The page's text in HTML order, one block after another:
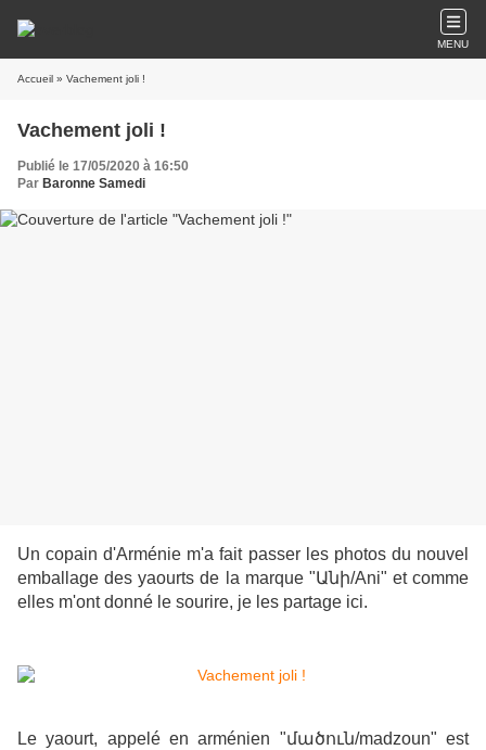
MENU
Accueil » Vachement joli !
Vachement joli !
Publié le 17/05/2020 à 16:50
Par Baronne Samedi
Un copain d'Arménie m'a fait passer les photos du nouvel
emballage des yaourts de la marque "Անի/Ani" et comme
elles m'ont donné le sourire, je les partage ici.
Le yaourt, appelé en arménien "մածուն/madzoun" est